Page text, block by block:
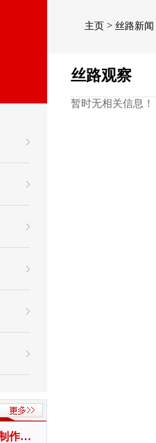
作，
主页 >丝路新闻
丝路观察
暂时无相关信息！